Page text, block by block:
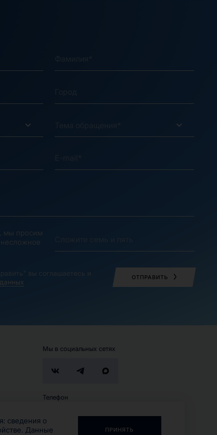
мы просим
вы соглашаетесь и
ОТПРАВИТЬ
Мы в социальных сетях
Телефон
сведения о
Данные
ПРИНЯТЬ